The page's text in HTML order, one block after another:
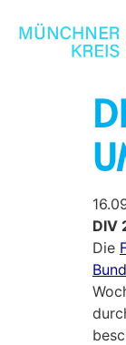
DIV
Die